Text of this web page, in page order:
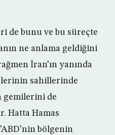
de bunu ve bu süreçte
ne anlama geldiğini
İran’ın yanında
sahillerinde
gemilerini de
Hatta Hamas
bölgenin